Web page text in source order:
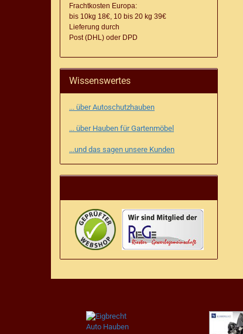
Frachtkosten Europa:
bis 10kg 18€, 10 bis 20 kg 39€
Lieferung durch
Post (DHL) oder DPD
Wissenswertes
... über Autoschutzhauben
... über Hauben für Gartenmöbel
...und das sagen unsere Kunden